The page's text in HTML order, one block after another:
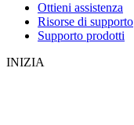
Ottieni assistenza
Risorse di supporto
Supporto prodotti
INIZIA